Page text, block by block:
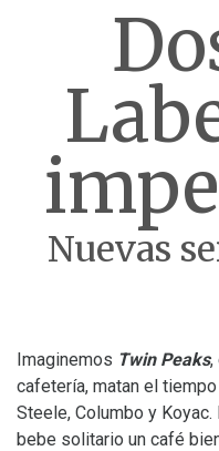
Nuevas
Imaginemos Twin Peaks,
cafetería, matan el
Steele, Columbo y Koyac.
bebe solitario un café